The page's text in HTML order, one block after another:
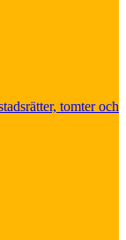
tomter och